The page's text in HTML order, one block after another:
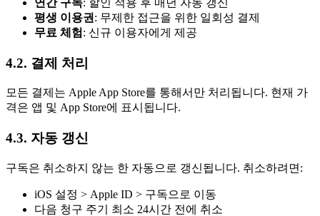
평생 이용권 : 무제한 접근을 위한 일회성 결제
무료 체험 : 신규 이용자에게 제공
4.2. 결제 처리
모든 결제는 Apple App Store를 통해서만 처리됩니다. 현재 가
격은 앱 및 App Store에 표시됩니다.
4.3. 자동 갱신
구독은 취소하지 않는 한 자동으로 갱신됩니다. 취소하려면:
iOS 설정 > Apple ID > 구독으로 이동
다음 청구 주기 최소 24시간 전에 취소